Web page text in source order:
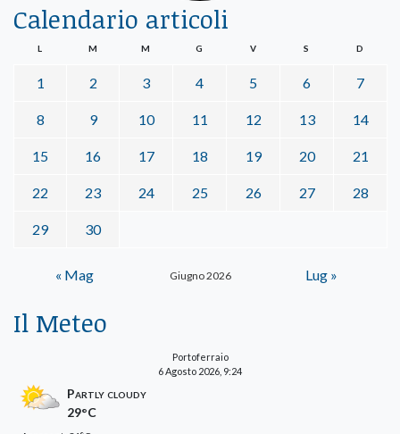
Calendario articoli
Giugno 2026
L M M G V S D
1 2 3 4 5 6 7
8 9 10 11 12 13 14
15 16 17 18 19 20 21
22 23 24 25 26 27 28
29 30
« Mag Lug »
Il Meteo
Portoferraio
6 Agosto 2026, 9:24
Partly cloudy
29°C